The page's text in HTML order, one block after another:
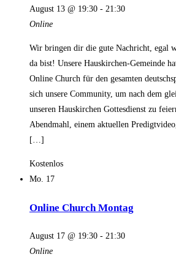
August 13 @ 19:30 - 21:30
Online
Wir bringen dir die gute Nachricht, egal
da bist! Unsere Hauskirchen-Gemeinde
Online Church für den gesamten
sich unsere Community, um nach dem
unseren Hauskirchen Gottesdienst zu
Abendmahl, einem aktuellen
[…]
Kostenlos
Mo. 17
Online Church Montag
August 17 @ 19:30 - 21:30
Online